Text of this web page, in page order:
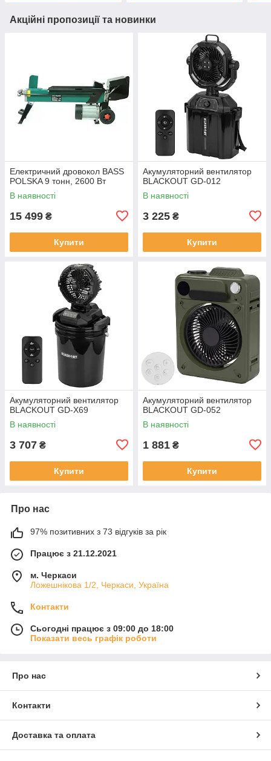
Акційні пропозиції та новинки
Електричний дровокол BASS
POLSKA 9 тонн, 2600 Вт
В наявності
15 499 ₴
Купити
Акумуляторний вентилятор
BLACKOUT GD-012
В наявності
3 225 ₴
Купити
Акумуляторний вентилятор
BLACKOUT GD-X69
В наявності
3 707 ₴
Купити
Акумуляторний вентилятор
BLACKOUT GD-052
В наявності
1 881 ₴
Купити
Про нас
97% позитивних з 73 відгуків за рік
Працює з 21.12.2021
м. Черкаси
Ложешнікова 1/2, Черкаси, Україна
Контакти
Сьогодні працює з 09:00 до 18:00
Показати весь графік роботи
Про нас
Контакти
Доставка та оплата